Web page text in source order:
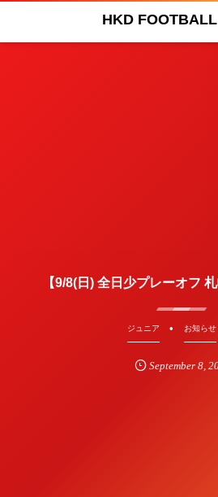
HKD
【9/8(日) 全日少プレーオフ
ジュニア お知らせ
September 8 ,